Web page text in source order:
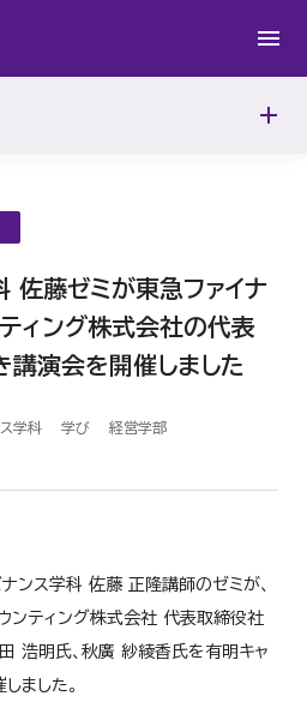
佐藤ゼミが東急ファイナ
ィング株式会社の代表
演会を開催しました
学科 学び 経営学部
ンス学科 佐藤 正隆講師のゼミが、
ンティング株式会社 代表取締役社
浩明氏、秋廣 紗綾香氏を有明キャ
ました。